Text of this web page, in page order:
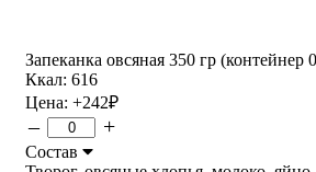
Запеканка овсяная 350 гр (контейнер
Ккал: 616
Цена: +242₽
– +
Состав